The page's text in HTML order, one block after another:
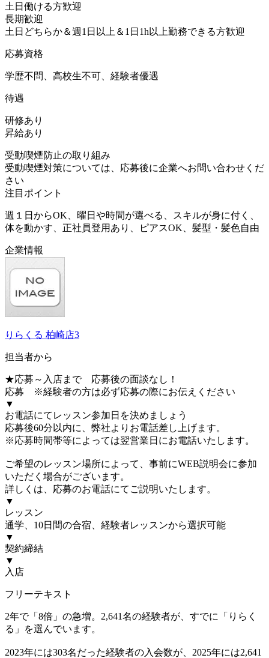
土日働ける方歓迎
長期歓迎
土日どちらか＆週1日以上＆1日1h以上勤務できる方歓迎
応募資格
学歴不問、高校生不可、経験者優遇
待遇
研修あり
昇給あり
受動喫煙防止の取り組み
受動喫煙対策については、応募後に企業へお問い合わせくだ
さい
注目ポイント
週１日からOK、曜日や時間が選べる、スキルが身に付く、
体を動かす、正社員登用あり、ピアスOK、髪型・髪色自由
企業情報
りらくる 柏崎店3
担当者から
★応募～入店まで 応募後の面談なし！
応募 ※経験者の方は必ず応募の際にお伝えください
▼
お電話にてレッスン参加日を決めましょう
応募後60分以内に、弊社よりお電話差し上げます。
※応募時間帯等によっては翌営業日にお電話いたします。
ご希望のレッスン場所によって、事前にWEB説明会に参加
いただく場合がございます。
詳しくは、応募のお電話にてご説明いたします。
▼
レッスン
通学、10日間の合宿、経験者レッスンから選択可能
▼
契約締結
▼
入店
フリーテキスト
2年で「8倍」の急増。2,641名の経験者が、すでに「りらく
る」を選んでいます。
2023年には303名だった経験者の入会数が、2025年には2,641